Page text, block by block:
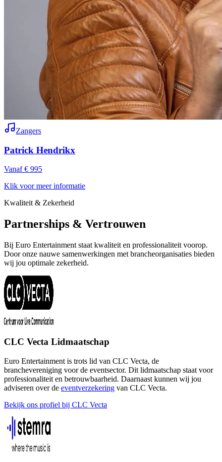
Zangers
Patrick Hendrikx
Vanaf € 995
Klik voor meer informatie
Kwaliteit & Zekerheid
Partnerships & Vertrouwen
Bij Euro Entertainment staat kwaliteit en professionaliteit voorop.
Door onze nauwe samenwerkingen met brancheorganisaties bieden
wij jou optimale zekerheid.
CLC Vecta Lidmaatschap
Euro Entertainment is trots lid van CLC Vecta, de
branchevereniging voor de eventsector. Dit lidmaatschap staat voor
professionaliteit en betrouwbaarheid. Daarnaast kunnen wij jou
adviseren over de eventverzekering van CLC Vecta.
Bekijk ons profiel bij CLC Vecta